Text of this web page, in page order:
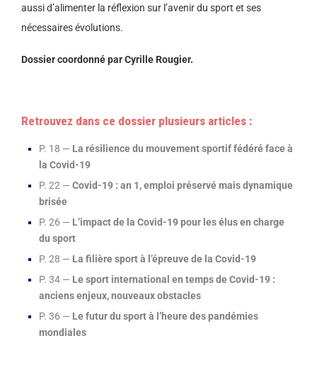
aussi d’alimenter la réflexion sur l’avenir du sport et ses
nécessaires évolutions.
Dossier coordonné par Cyrille Rougier.
Retrouvez dans ce dossier plusieurs articles :
P. 18 — La résilience du mouvement sportif fédéré face à
la Covid-19
P. 22 — Covid-19 : an 1, emploi préservé mais dynamique
brisée
P. 26 — L’impact de la Covid-19 pour les élus en charge
du sport
P. 28 — La filière sport à l’épreuve de la Covid-19
P. 34 — Le sport international en temps de Covid-19 :
anciens enjeux, nouveaux obstacles
P. 36 — Le futur du sport à l’heure des pandémies
mondiales